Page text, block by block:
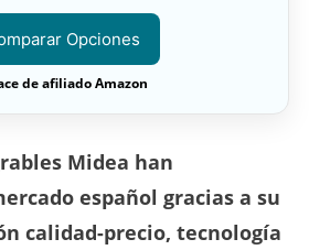
Opciones
de afiliado Amazon
Midea han
español gracias a su
calidad-precio, tecnología